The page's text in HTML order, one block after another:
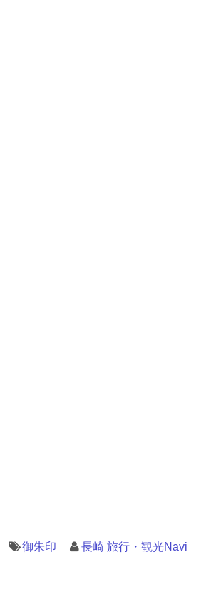
御朱印 長崎 旅行・観光Navi